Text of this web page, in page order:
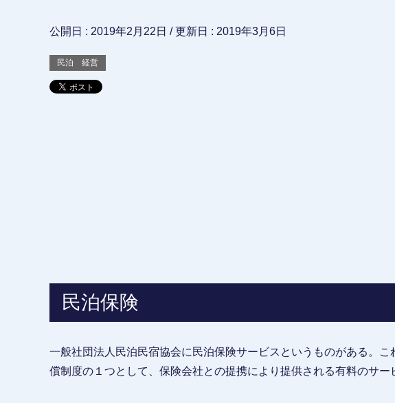
公開日 : 2019年2月22日 / 更新日 : 2019年3月6日
民泊 経営
民泊保険
一般社団法人民泊民宿協会に民泊保険サービスというものがある。
償制度の１つとして、保険会社との提携により提供される有料のサー